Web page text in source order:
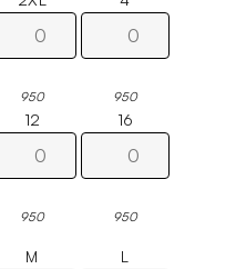
950 950
12
950
16
950
M L